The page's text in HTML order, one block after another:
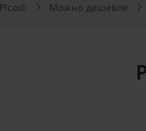
Picodi Можно дешевле